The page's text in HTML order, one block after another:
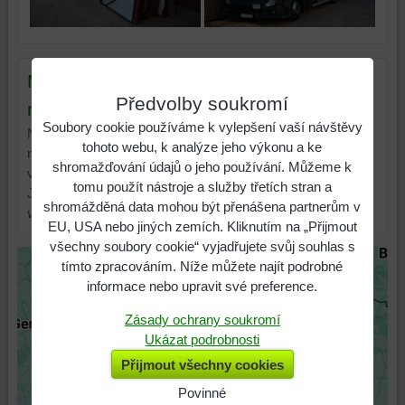
Mapa našich staveb na území České
republiky
Na mapě níže si můžete najít nejbližší stavbu provedenou
naší firmou, stavby jsou označeny s přesností na 20 m a
ve většině případů jsou viditelné z nejbližší komunikace.
Jedná se o výběr staveb.Kliknutím do mapy si myší
vyhledáte polohu - zobrazí se mapa staveb.
Předvolby soukromí
Soubory cookie používáme k vylepšení vaší návštěvy
tohoto webu, k analýze jeho výkonu a ke
shromažďování údajů o jeho používání. Můžeme k
tomu použít nástroje a služby třetích stran a
shromážděná data mohou být přenášena partnerům v
EU, USA nebo jiných zemích. Kliknutím na „Přijmout
všechny soubory cookie“ vyjadřujete svůj souhlas s
tímto zpracováním. Níže můžete najít podrobné
informace nebo upravit své preference.
Zásady ochrany soukromí
Ukázat podrobnosti
Přijmout všechny cookies
Povinné